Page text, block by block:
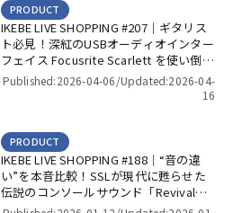
IKEBE LIVE SHOPPING #207｜ギタリス
ト必見！深紅のUSBオーディオインター
フェイス Focusrite Scarlett を使い倒
せ！【presented by パワーレック】
PRODUCT
Published:2026-04-06/Updated:2026-04-
16
IKEBE LIVE SHOPPING #188｜“音の違
い”を本音比較！SSLが現代に甦らせた
伝説のコンソールサウンド「Revival
4000」＆「Super 9000」【presented
PRODUCT